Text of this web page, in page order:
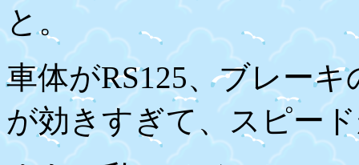
と。
車体がRS125、ブレー
が効きすぎて、スピー